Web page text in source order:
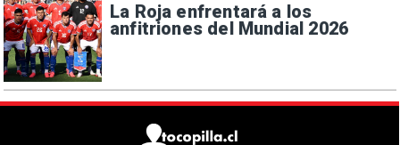
La Roja enfrentará a los
anfitriones del Mundial 2026